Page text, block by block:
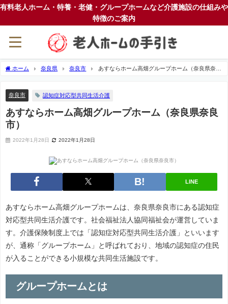
有料老人ホーム・特養・老健・グループホームなど介護施設の仕組みや
特徴のご案内
ホーム 奈良県 奈良市
あすならホーム高畑グループホーム（奈良県奈良
奈良市 認知症対応型共同生活介護
あすならホーム高畑グループホーム（奈良県奈良
市）
2022年1月28日 2022年1月28日
LINE
あすならホーム高畑グループホームは、奈良県奈良市にある認知症
対応型共同生活介護です。社会福祉法人協同福祉会が運営していま
す。介護保険制度上では「認知症対応型共同生活介護」といいます
が、通称「グループホーム」と呼ばれており、地域の認知症の住民
が入ることができる小規模な共同生活施設です。
グループホームとは